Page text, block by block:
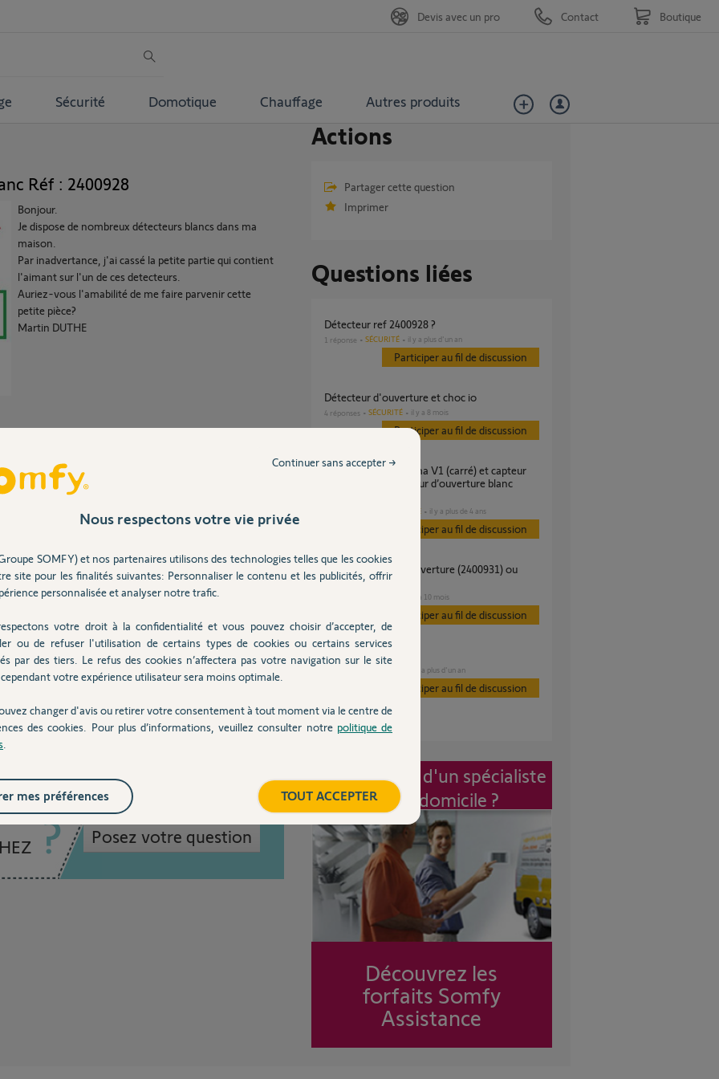
Sécurité Domotique Chauffage Autres produits
Devis avec un pro Contact Boutique
Réf : 2400928
Bonjour.
Je dispose de nombreux détecteurs blancs dans ma
maison.
Par inadvertance, j'ai cassé la petite partie qui contient
l'aimant sur l'un de ces detecteurs.
Auriez-vous l'amabilité de me faire parvenir cette
petite pièce?
Martin DUTHE
en suivant ce lien:
85027/f...
ans
Posez votre question
Actions
Partager cette question
Imprimer
Questions liées
détecteur ref 2400928 ?
1 réponse SÉCURITÉ il y a plus d'un an
Participer au fil de discussion
Détecteur d'ouverture et choc io
4 réponses SÉCURITÉ il y a 8 mois
Participer au fil de discussion
Compatibilité Tahoma V1 (carré) et capteur
d'ouverture Détecteur d’ouverture blanc
DOMOTIQUE il y a plus de 4 ans
Participer au fil de discussion
ajout détecteur d'ouverture (2400931) ou
équivalent ?
il y a 10 mois
Participer au fil de discussion
Détecteurs 2400928
il y a plus d'un an
Participer au fil de discussion
Intervention d'un spécialiste
à mon domicile ?
Découvrez les
forfaits Somfy
Assistance
Nous respectons votre vie privée
SOMFY) et nos partenaires utilisons des technologies telles que les cookies
site pour les finalités suivantes: Personnaliser le contenu et les publicités, offrir
personnalisée et analyser notre trafic.
votre droit à la confidentialité et vous pouvez choisir d’accepter, de
ou de refuser l'utilisation de certains types de cookies ou certains services
par des tiers. Le refus des cookies n’affectera pas votre navigation sur le site
votre expérience utilisateur sera moins optimale.
changer d'avis ou retirer votre consentement à tout moment via le centre de
des cookies. Pour plus d’informations, veuillez consulter notre politique de
Continuer sans accepter →
TOUT ACCEPTER
mes préférences